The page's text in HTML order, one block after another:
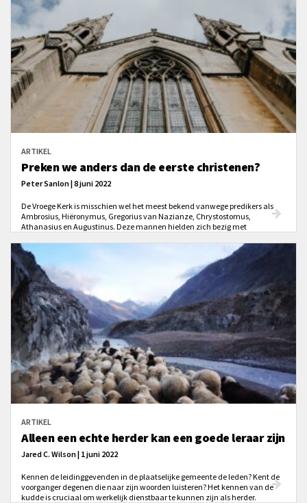
ARTIKEL
Preken we anders dan de eerste christenen?
Peter Sanlon | 8 juni 2022
De Vroege Kerk is misschien wel het meest bekend vanwege predikers als
Ambrosius, Hiëronymus, Gregorius van Nazianze, Chrystostomus,
Athanasius en Augustinus. Deze mannen hielden zich bezig met
nogal met preken van vandaag de dag. Wat is het verschil en hoe is dat
gekomen?
ARTIKEL
Alleen een echte herder kan een goede leraar zijn
Jared C. Wilson | 1 juni 2022
Kennen de leidinggevenden in de plaatselijke gemeente de leden? Kent de
voorganger degenen die naar zijn woorden luisteren? Het kennen van de
kudde is cruciaal om werkelijk dienstbaar te kunnen zijn als herder.